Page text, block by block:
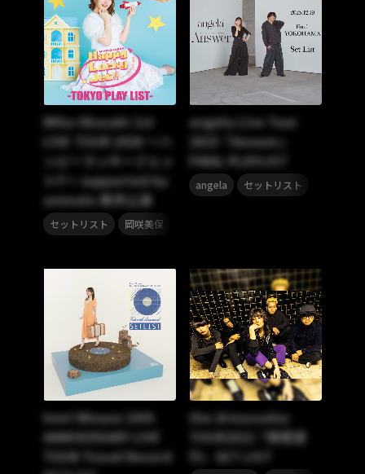
Miho Okasaki 1st
LIVE TOUR 2026 ～ハ
ッピーラッキージェッ
ト!!～ supported by
animelo 東京公演
セットリスト 岡咲美保
angela Live Tour
2025「Answer」
FINAL PLAYLIST
angela セットリスト
Inori Minase 10th
ANNIVERSARY LIVE
TOUR Travel Record
the dresscodes
TOUR2022『戀愛遊
行』SET LIST